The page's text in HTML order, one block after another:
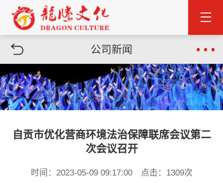
公司新闻
自贡市优化营商环境法治保障联席会议第二
次会议召开
时间：2023-05-09 09:17:00 点击：1309次